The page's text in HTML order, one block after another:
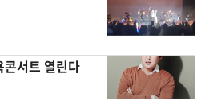
콘서트 열린다